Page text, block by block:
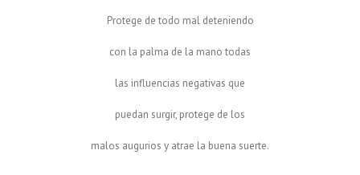
Protege de todo mal deteniendo
con la palma de la mano todas
las influencias negativas que
puedan surgir, protege de los
malos augurios y atrae la buena suerte.